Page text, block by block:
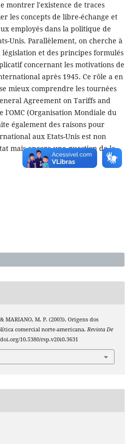
montrer l'existence de traces
les concepts de libre-échange et
employés dans la politique de
Unis. Parallèlement, on cherche à
et des principes formulés
concernant les motivations de
après 1945. Ce rôle a en
mieux comprendre les tournées
Agreement on Tariffs and
l'OMC (Organisation Mondiale du
également des raisons pour
aux Etats-Unis est non
mais encore une question de la
MARIANO, M. P. (2003). Origens dos
comercial norte-americana. Revista De
10.5380/rsp.v20i0.3631